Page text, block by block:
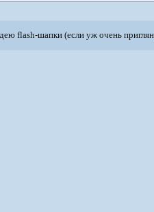
flash-шапки (если уж очень